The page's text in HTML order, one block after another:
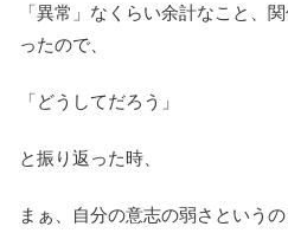
「異常」なくらい余計なこと、
ったので、
「どうしてだろう」
と振り返った時、
まぁ、自分の意志の弱さという